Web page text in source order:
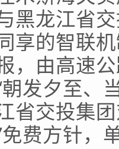
黑龙江省
享的智联
，由高速
朝发夕至、
省交投集
免费方针，